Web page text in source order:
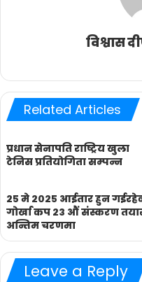
विश्वास
Related Articles
प्रधान सेनापति राष्ट्रिय खुला
टेनिस प्रतियोगिता सम्पन्न
२५ मे २०२५ आईतार हुन
गोर्खा कप २३ औं संस्करण
अन्तिम चरणमा
Leave a Reply